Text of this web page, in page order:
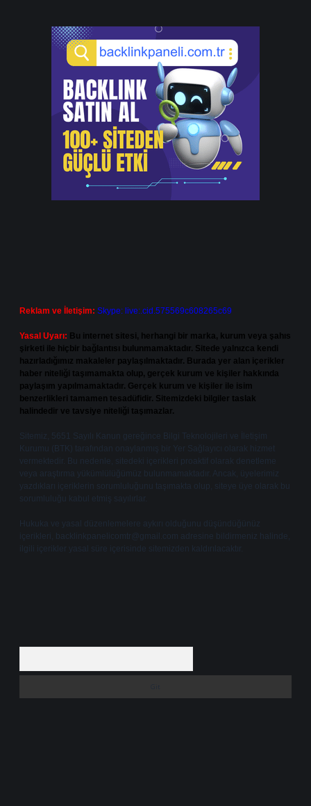
Reklam ve İletişim: Skype: live:.cid.575569c608265c69
Yasal Uyarı: Bu internet sitesi, herhangi bir marka, kurum veya şahıs
şirketi ile hiçbir bağlantısı bulunmamaktadır. Sitede yalnızca kendi
hazırladığımız makaleler paylaşılmaktadır. Burada yer alan içerikler
haber niteliği taşımamakta olup, gerçek kurum ve kişiler hakkında
paylaşım yapılmamaktadır. Gerçek kurum ve kişiler ile isim
benzerlikleri tamamen tesadüfidir. Sitemizdeki bilgiler taslak
halindedir ve tavsiye niteliği taşımazlar.
Sitemiz, 5651 Sayılı Kanun gereğince Bilgi Teknolojileri ve İletişim
Kurumu (BTK) tarafından onaylanmış bir Yer Sağlayıcı olarak hizmet
vermektedir. Bu nedenle, sitedeki içerikleri proaktif olarak denetleme
veya araştırma yükümlülüğümüz bulunmamaktadır. Ancak, üyelerimiz
yazdıkları içeriklerin sorumluluğunu taşımakta olup, siteye üye olarak bu
sorumluluğu kabul etmiş sayılırlar.
Hukuka ve yasal düzenlemelere aykırı olduğunu düşündüğünüz
içerikleri,
backlinkpanelicomtr@gmail.com adresine bildirmeniz halinde,
ilgili içerikler yasal süre içerisinde sitemizden kaldırılacaktır.